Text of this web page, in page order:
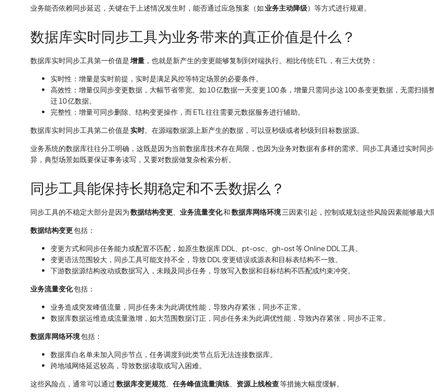
业务能否依赖同步延迟，关键在于上述情况发生时，能否通过应急预案（如业务主动降级）等方式进行规避。
数据库实时同步工具为业务带来的真正价值是什么？
数据库实时同步工具第一价值是增量 ，也就是新产生的变更能够复制到对端执行。相比传统 ETL ，有三大优势：
实时性：增量是实时前提，实时是满足风控等特定场景的必要条件。
高效性：增量仅同步变更数据，大幅节省带宽。如 10 亿数据一天变更 100 条，增量只需同步这 100 条变更数据，无需扫描
迁 10 亿数据。
完整性：增量可同步删除、结构变更操作，而 ETL 往往需要元数据服务进行辅助。
数据库实时同步工具第二价值是实时。在源端数据源上新产生的数据，可以亚秒级或者秒级到目标数据源。
业务系统的数据库往往分工明确，这既是因为当前数据库技术存在局限，也因为业务对数据有多样的需求。同步工具通过实时同
异，典型场景如既要保证事务读写，又要对数据做复杂检索分析。
同步工具能保持长期稳定和不丢数据么？
同步工具的不稳定大部分是因为数据结构变更 业务流量变化和数据库网络环境三因素引起，控制或规划这些风险因素能够最大
数据结构变更包括：
变更方式和同步任务能力或配置不匹配，如原生数据库 DDL、pt-osc、gh-ost 等 Online DDL 工具。
变更语法范围较大，同步工具可能支持不全，导致 DDL 变更错误或源表和目标表结构不一致。
下游数据源结构改动或数据写入，未顾及同步任务，导致写入数据和目标结构不匹配或约束冲突。
业务流量变化包括：
业务造成突发峰值流量，同步任务未为此调优性能，导致内存紧张，同步不正常。
数据库数据运维造成流量激增，如大范围数据订正，同步任务未为此调优性能，导致内存紧张，同步不正常。
数据库网络环境包括：
数据库白名单未加入同步节点，任务调度到此类节点后无法连接数据库。
跨地域网络延迟较高，导致数据读取或写入困难。
这些风险点，通常可以通过数据库变更规范 任务峰值流量演练 资源上线检查等措施大幅度缓解。